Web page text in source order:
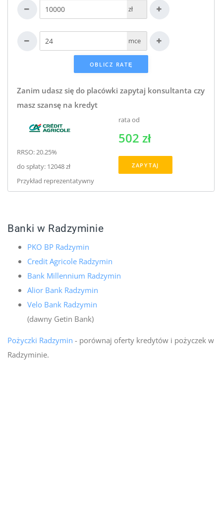
zł
mce
Zanim udasz się do placówki zapytaj konsultanta czy
masz szansę na kredyt
RRSO: 20.25%
do spłaty: 12048 zł
Przykład reprezentatywny
rata od
502 zł
ZAPYTAJ
Banki w Radzyminie
PKO BP Radzymin
Credit Agricole Radzymin
Bank Millennium Radzymin
Alior Bank Radzymin
Velo Bank Radzymin
(dawny Getin Bank)
Pożyczki Radzymin - porównaj oferty kredytów i pożyczek w
Radzyminie.